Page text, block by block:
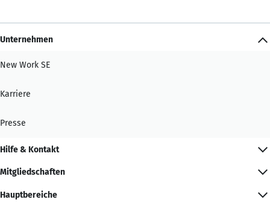
Unternehmen
New Work SE
Karriere
Presse
Hilfe & Kontakt
Mitgliedschaften
Hauptbereiche